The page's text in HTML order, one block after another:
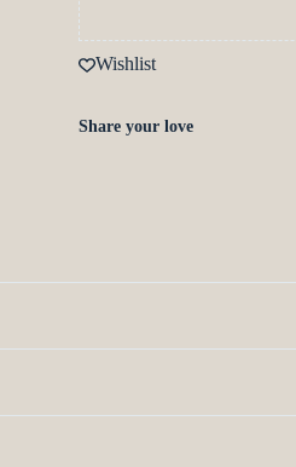
Wishlist
Share your love